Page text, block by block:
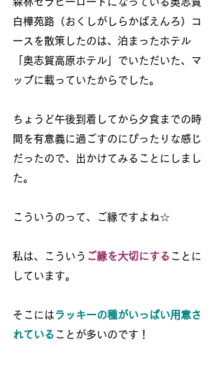
白樺苑路（おくしがしらかばえんろ）コ
ースを散策したのは、泊まったホテル
「奥志賀高原ホテル」でいただいた、マ
ップに載っていたからでした。
ちょうど午後到着してから夕食までの時
間を有意義に過ごすのにぴったりな感じ
だったので、出かけてみることにしまし
た。
こういうのって、ご縁ですよね☆
私は、こういう ご縁を大切にする ことに
しています。
そこには ラッキーの種がいっぱい用意さ
れている ことが多いのです！